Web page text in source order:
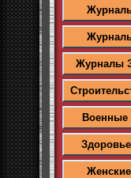
Журналы
Военные